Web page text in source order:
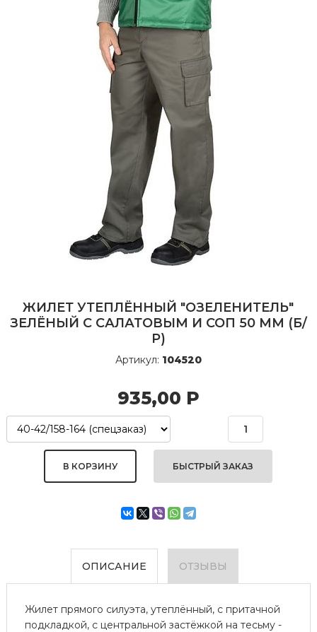
ЖИЛЕТ УТЕПЛЁННЫЙ "ОЗЕЛЕНИТЕЛЬ"
ЗЕЛЁНЫЙ С САЛАТОВЫМ И СОП 50 ММ (Б/
Р)
Артикул: 104520
935,00 Р
БЫСТРЫЙ ЗАКАЗ
ОПИСАНИЕ ОТЗЫВЫ
Жилет прямого силуэта, утеплённый, с притачной
подкладкой, с центральной застёжкой на тесьму -